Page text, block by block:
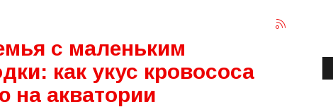
с маленьким
как укус кровососа
на акватории